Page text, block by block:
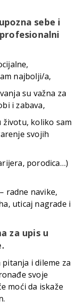
sebe i
najbolji/a,
su važna za
i zabava,
životu, koliko sam
svojih
porodica…)
radne navike,
uticaj nagrade i
za upis u
i dileme za
svoje
moći da iskaže